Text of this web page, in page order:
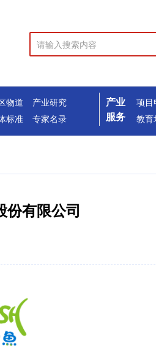
物道
产业研究
标准
专家名录
产业
服务
项目
教育
份有限公司